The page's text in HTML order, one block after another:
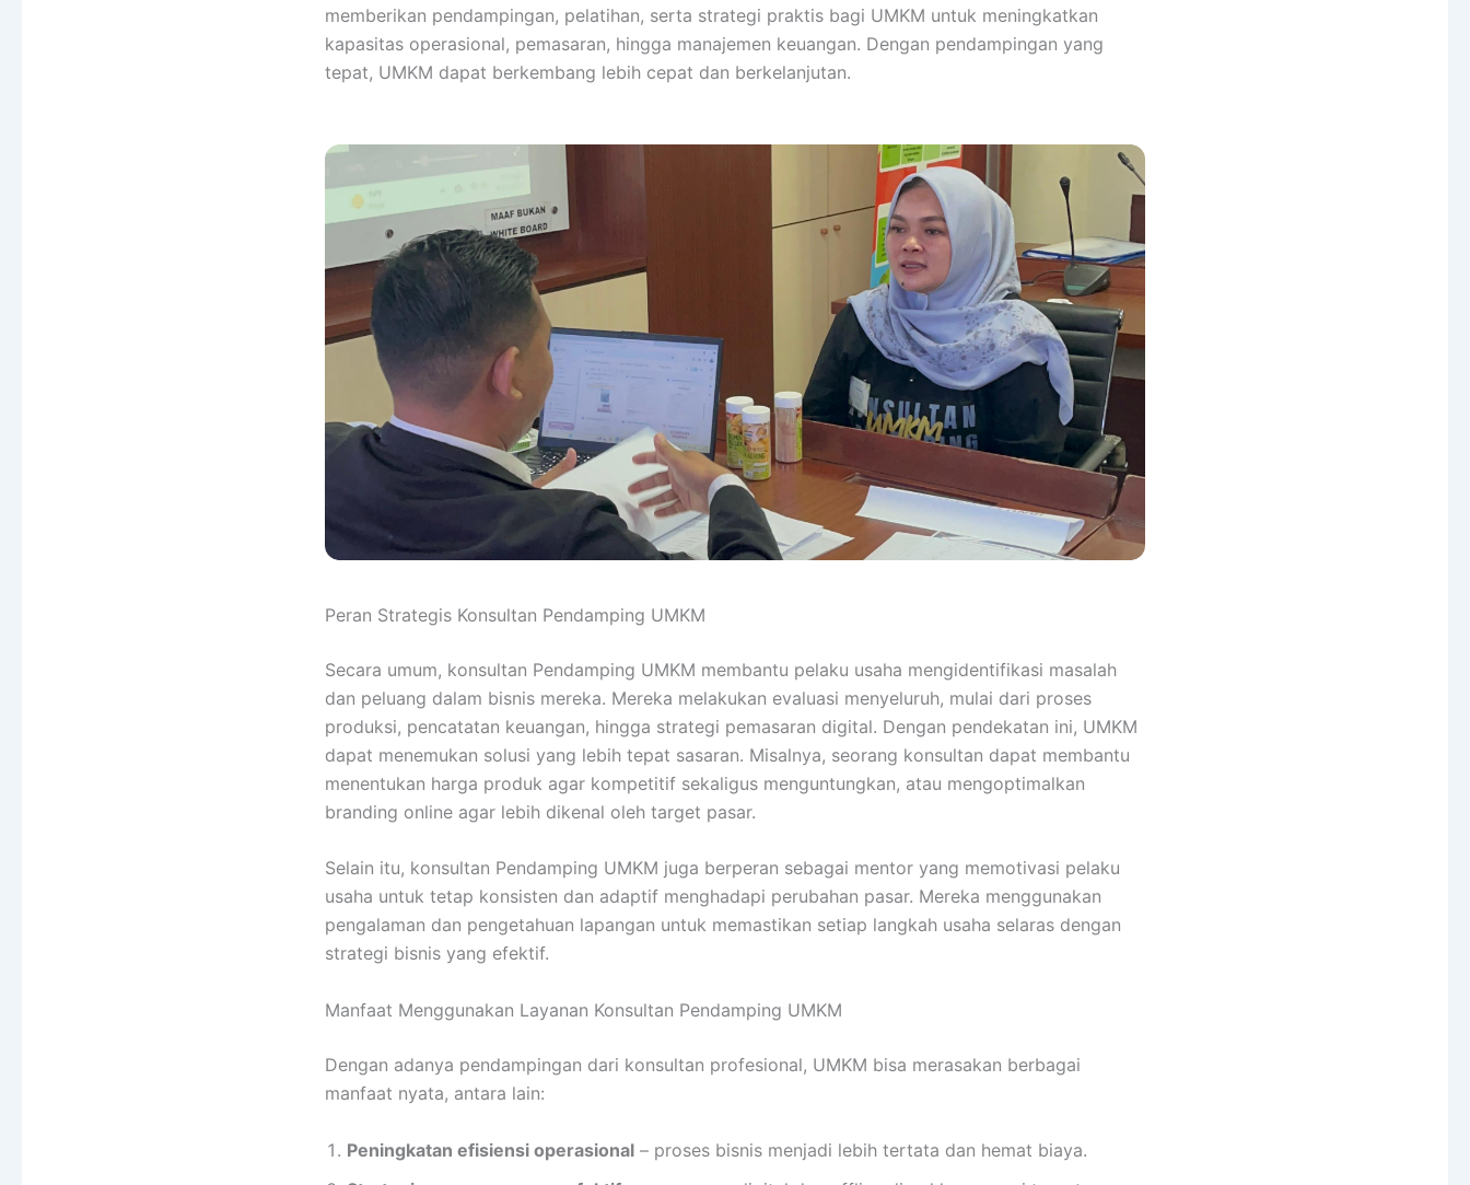
memberikan pendampingan, pelatihan, serta strategi praktis bagi UMKM untuk meningkatkan
kapasitas operasional, pemasaran, hingga manajemen keuangan. Dengan pendampingan yang
tepat, UMKM dapat berkembang lebih cepat dan berkelanjutan.
Peran Strategis Konsultan Pendamping UMKM
Secara umum, konsultan Pendamping UMKM membantu pelaku usaha mengidentifikasi masalah
dan peluang dalam bisnis mereka. Mereka melakukan evaluasi menyeluruh, mulai dari proses
produksi, pencatatan keuangan, hingga strategi pemasaran digital. Dengan pendekatan ini, UMKM
dapat menemukan solusi yang lebih tepat sasaran. Misalnya, seorang konsultan dapat membantu
menentukan harga produk agar kompetitif sekaligus menguntungkan, atau mengoptimalkan
branding online agar lebih dikenal oleh target pasar.
Selain itu, konsultan Pendamping UMKM juga berperan sebagai mentor yang memotivasi pelaku
usaha untuk tetap konsisten dan adaptif menghadapi perubahan pasar. Mereka menggunakan
pengalaman dan pengetahuan lapangan untuk memastikan setiap langkah usaha selaras dengan
strategi bisnis yang efektif.
Manfaat Menggunakan Layanan Konsultan Pendamping UMKM
Dengan adanya pendampingan dari konsultan profesional, UMKM bisa merasakan berbagai
manfaat nyata, antara lain:
Peningkatan efisiensi operasional – proses bisnis menjadi lebih tertata dan hemat biaya.